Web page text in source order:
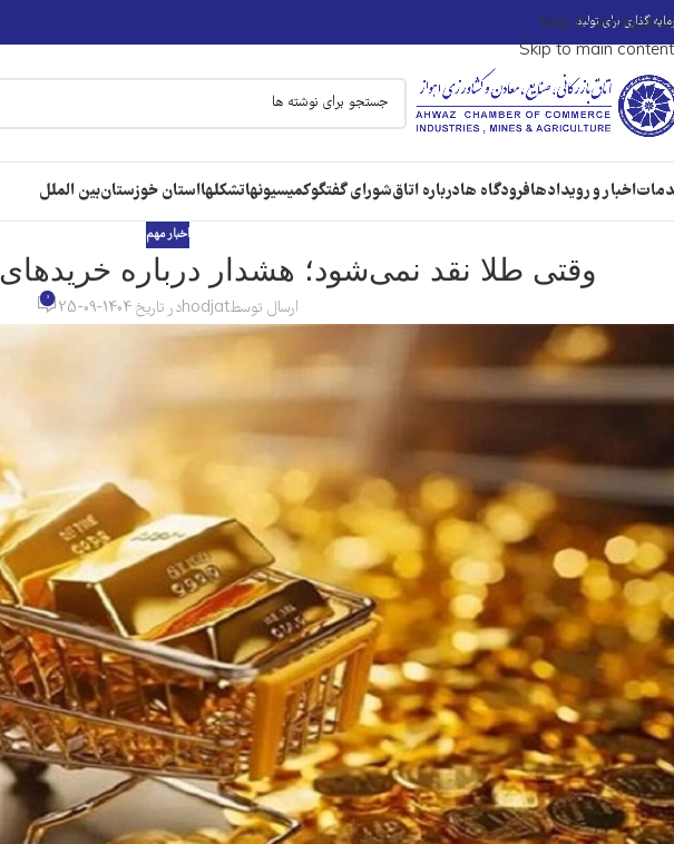
Skip to navigation
Skip to main content
گذاری برای تولید
اخبار و رویدادهافرودگاه هادرباره اتاقشورای گفتگوکمیسیونهاتشکلهااستان خوزستانبین الملل
اخبار مهم
وقتی طلا نقد نمی‌شود؛ هشدار درباره
ارسال توسطhodjatدر تاریخ 1404-09-25 0